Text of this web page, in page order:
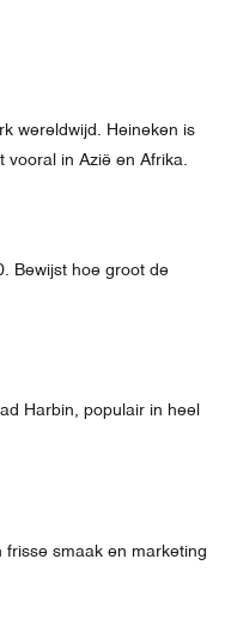
wereldwijd. Heineken is
in Azië en Afrika.
Bewijst hoe groot de
Harbin, populair in heel
frisse smaak en marketing